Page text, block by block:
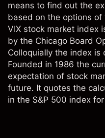
means to find out the
based on the options of
VIX stock market index
by the Chicago Board
Colloquially the index is
Founded in 1986 the
expectation of stock
future. It quotes the
in the S&P 500 index